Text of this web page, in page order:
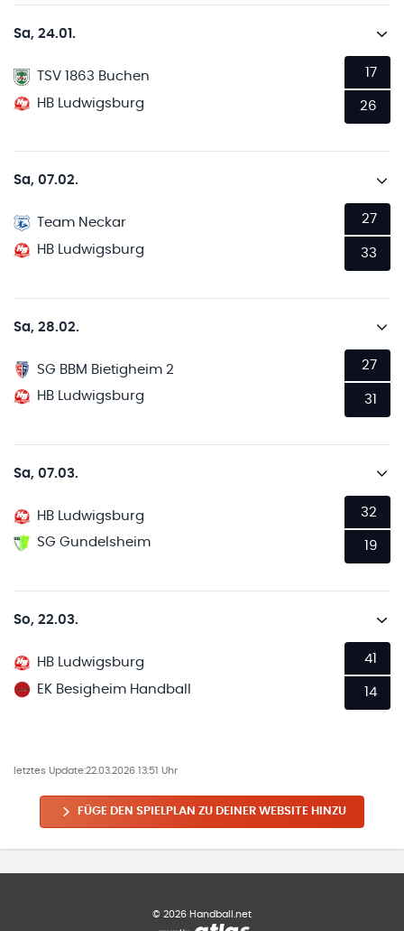
Sa, 24.01.
TSV 1863 Buchen
HB Ludwigsburg
17
26
Sa, 07.02.
Team Neckar
HB Ludwigsburg
27
33
Sa, 28.02.
SG BBM Bietigheim 2
HB Ludwigsburg
27
31
Sa, 07.03.
HB Ludwigsburg
SG Gundelsheim
32
19
So, 22.03.
HB Ludwigsburg
EK Besigheim Handball
41
14
letztes Update:22.03.2026 13:51 Uhr
FÜGE DEN SPIELPLAN ZU DEINER WEBSITE HINZU
© 2026 Handball.net